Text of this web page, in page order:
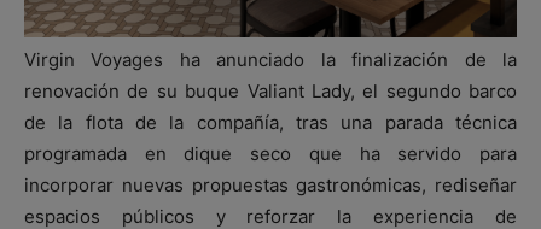
Virgin Voyages ha anunciado la finalización de la
renovación de su buque Valiant Lady, el segundo barco
de la flota de la compañía, tras una parada técnica
programada en dique seco que ha servido para
incorporar nuevas propuestas gastronómicas, rediseñar
espacios públicos y reforzar la experiencia de